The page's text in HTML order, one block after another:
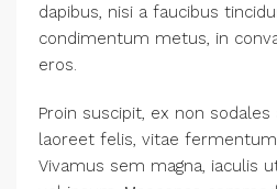
dapibus, nisi a faucibus
condimentum metus, in
eros.
Proin suscipit, ex non
laoreet felis, vitae fermentum
Vivamus sem magna, iaculis